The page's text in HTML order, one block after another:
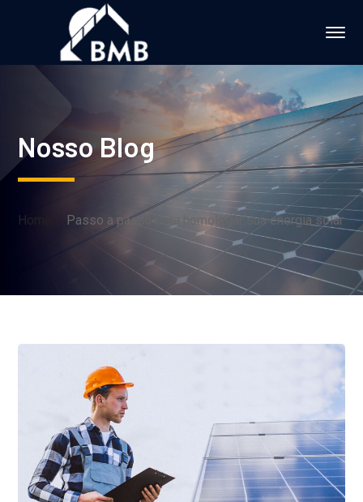
Nosso Blog
Home Passo a passo para homologar sua energia solar